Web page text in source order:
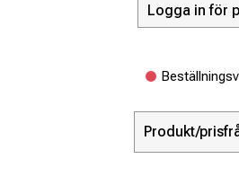
Logga in för
Produkt/